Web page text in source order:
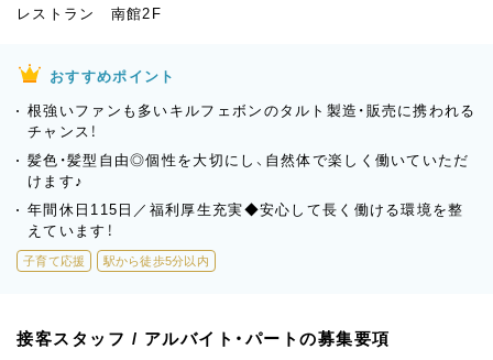
レストラン 南館2F
おすすめポイント
根強いファンも多いキルフェボンのタルト製造・販売に携われる
チャンス！
髪色・髪型自由◎個性を大切にし、自然体で楽しく働いていただ
けます♪
年間休日115日／福利厚生充実◆安心して長く働ける環境を整
えています！
子育て応援 駅から徒歩5分以内
接客スタッフ / アルバイト・パートの募集要項